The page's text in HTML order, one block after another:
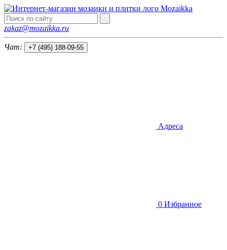
Mozaikka
zakaz@mozaikka.ru
Чат: +7 (495) 188-09-55
Адреса
0 Избранное